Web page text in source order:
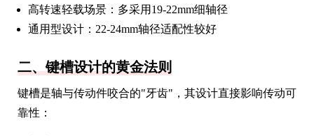
高转速轻载场景：多采用19-22mm细轴径
通用型设计：22-24mm轴径适配性较好
二、键槽设计的黄金法则
键槽是轴与传动件咬合的"牙齿"，其设计直接影响传动可
靠性：